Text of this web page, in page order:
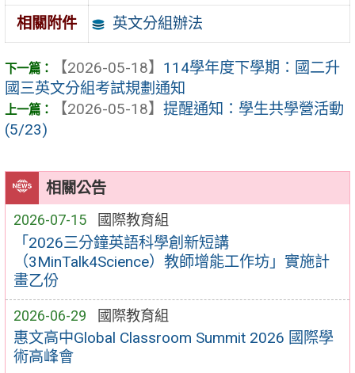
相關公告
2026-07-15 國際教育組
「2026三分鐘英語科學創新短講
（3MinTalk4Science）教師增能工作坊」實施計
畫乙份
2026-06-29 國際教育組
惠文高中Global Classroom Summit 2026 國際學
術高峰會
相關附件 英文分組辦法
【2026-05-18】 114學年度下學期：國二升
國三英文分組考試規劃通知
【2026-05-18】 提醒通知：學生共學營活動
(5/23)